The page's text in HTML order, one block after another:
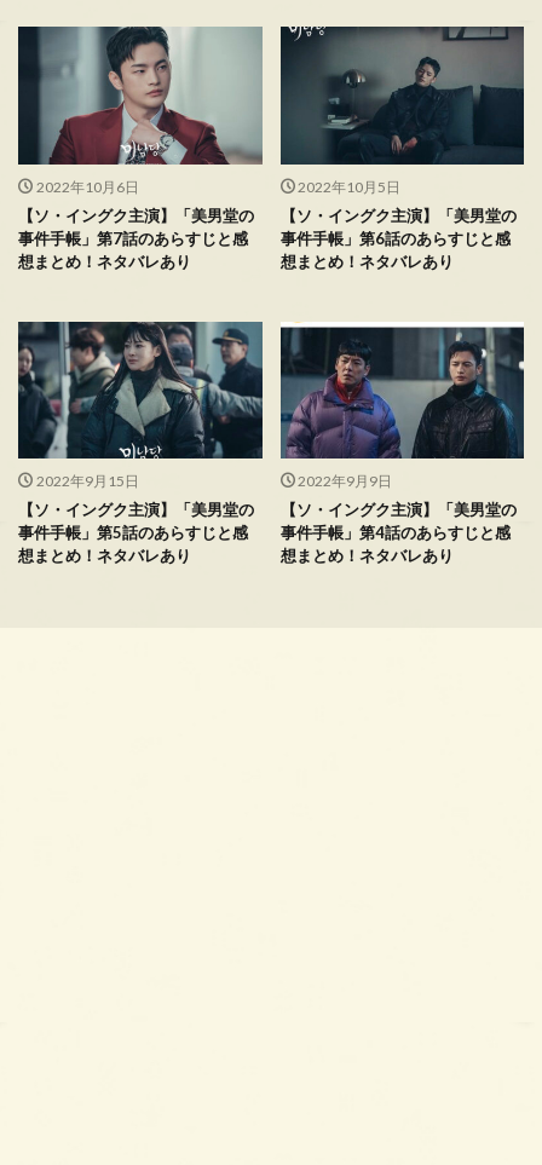
2022年10月6日
【ソ・イングク主演】「美男堂の
事件手帳」第7話のあらすじと感
想まとめ！ネタバレあり
2022年10月5日
【ソ・イングク主演】「美男堂の
事件手帳」第6話のあらすじと感
想まとめ！ネタバレあり
2022年9月15日
【ソ・イングク主演】「美男堂の
事件手帳」第5話のあらすじと感
想まとめ！ネタバレあり
2022年9月9日
【ソ・イングク主演】「美男堂の
事件手帳」第4話のあらすじと感
想まとめ！ネタバレあり